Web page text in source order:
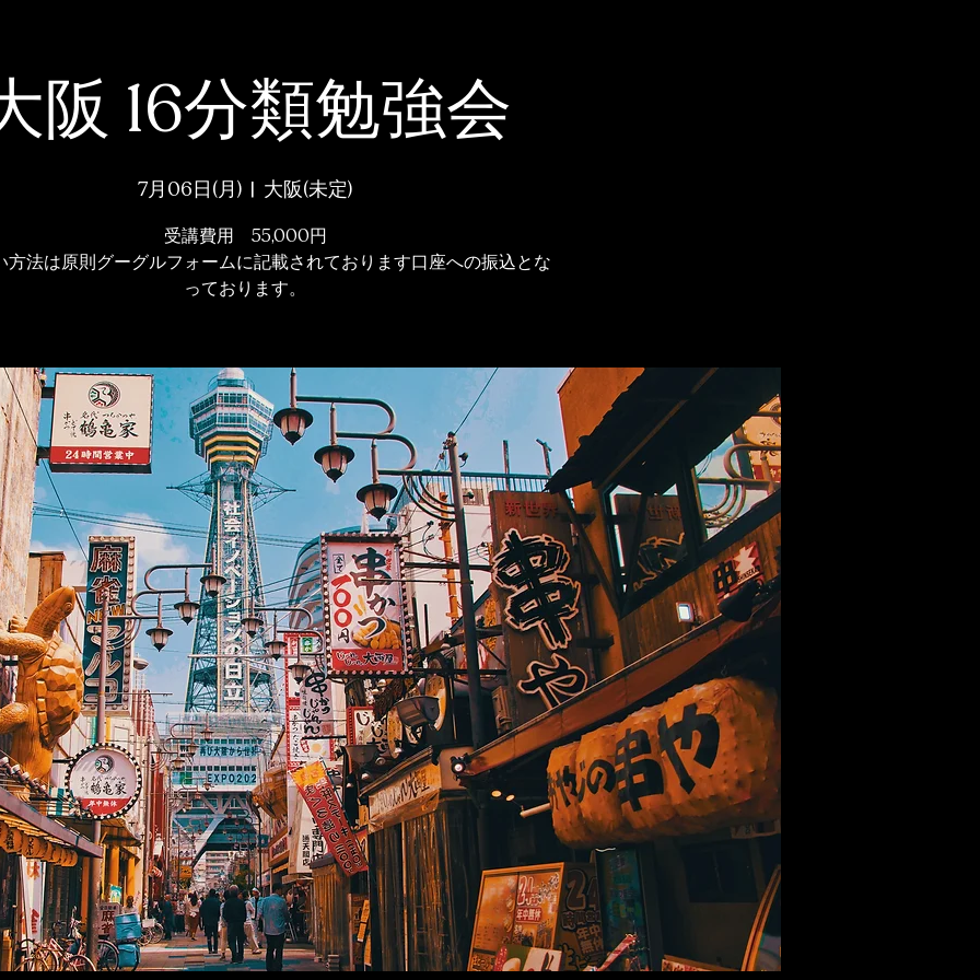
阪 16分類勉強会
7月06日(月)
  |
大阪(未定)
受講費用 55,000円
方法は原則グーグルフォームに記載されております口座への振込とな
っております。